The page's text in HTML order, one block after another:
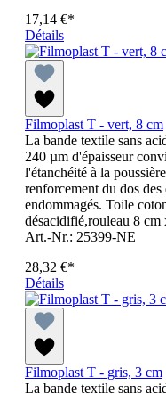
17,14 €*
Détails
Filmoplast T - vert, 8 cm
La bande textile sans
240 µm d'épaisseur
l'étanchéité à la
renforcement du dos
endommagés. Toile
désacidifié,rouleau 8
Art.-Nr.: 25399-NE
28,32 €*
Détails
Filmoplast T - gris, 3 cm
La bande textile sans